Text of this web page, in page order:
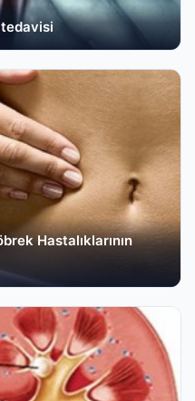
tedavisi
Hastalıklarının